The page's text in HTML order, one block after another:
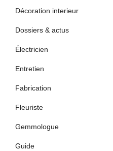
Décoration interieur
Dossiers & actus
Électricien
Entretien
Fabrication
Fleuriste
Gemmologue
Guide